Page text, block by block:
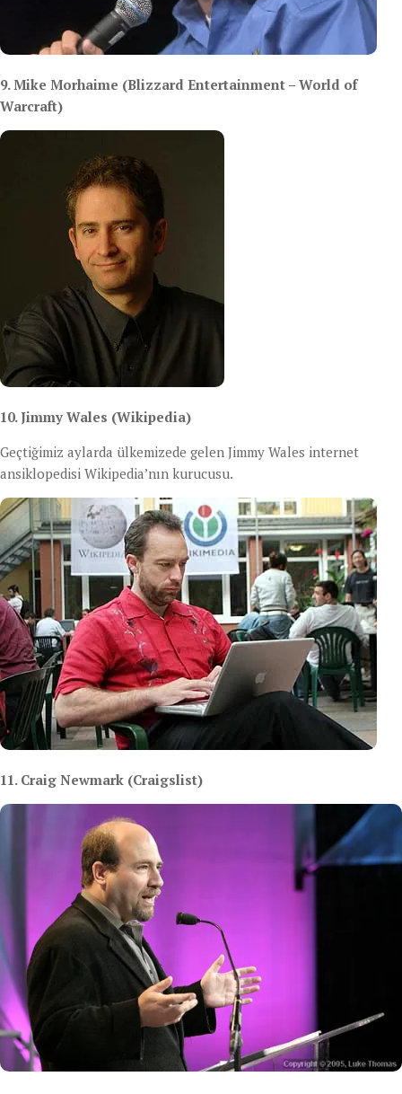
9. Mike Morhaime (Blizzard Entertainment – World of
Warcraft)
10. Jimmy Wales (Wikipedia)
Geçtiğimiz aylarda ülkemizede gelen Jimmy Wales internet
ansiklopedisi Wikipedia’nın kurucusu.
11. Craig Newmark (Craigslist)